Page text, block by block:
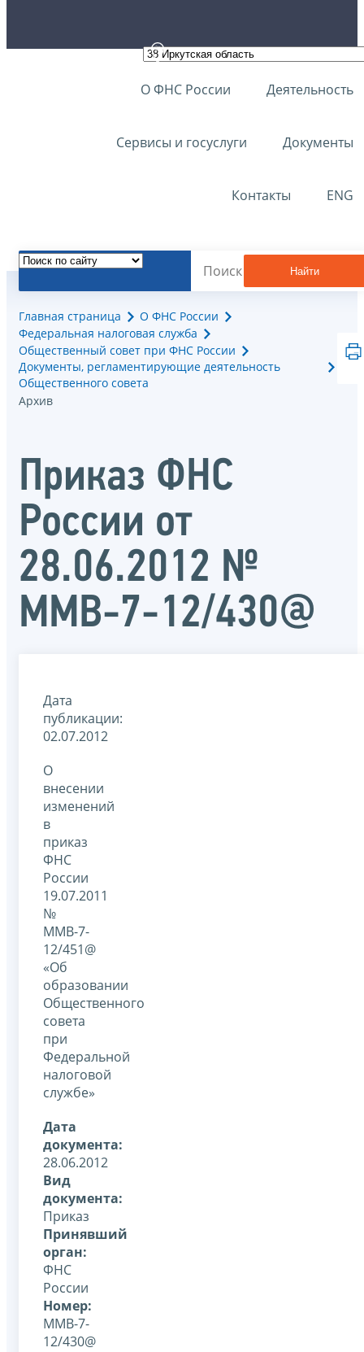
О ФНС России Деятельность
Сервисы и госуслуги Документы
Контакты ENG
Найти
Главная страница
О ФНС России
Федеральная налоговая служба
Общественный совет при ФНС России
Документы, регламентирующие деятельность
Общественного совета
Архив
Приказ ФНС
России от
28.06.2012 №
ММВ-7-12/430@
Дата
публикации:
02.07.2012
О
внесении
изменений
в
приказ
ФНС
России
19.07.2011
№
ММВ-7-
12/451@
«Об
образовании
Общественного
совета
при
Федеральной
налоговой
службе»
Дата
документа:
28.06.2012
Вид
документа:
Приказ
Принявший
орган:
ФНС
России
Номер:
ММВ-7-
12/430@